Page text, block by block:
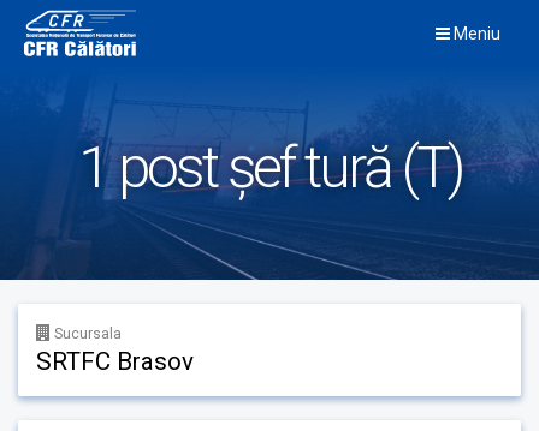
content
Meniu
1 post șef tură (T)
Sucursala
SRTFC Brasov